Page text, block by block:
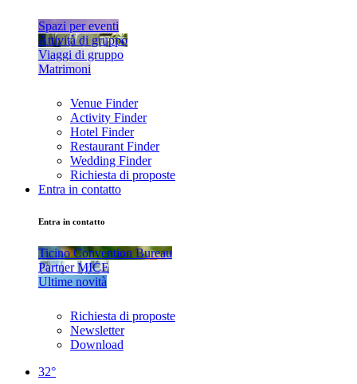
Spazi per eventi
Attività di gruppo
Viaggi di gruppo
Matrimoni
Venue Finder
Activity Finder
Hotel Finder
Restaurant Finder
Wedding Finder
Richiesta di proposte
Entra in contatto
Entra in contatto
Ticino Convention Bureau
Partner MICE
Ultime novità
Richiesta di proposte
Newsletter
Download
32°